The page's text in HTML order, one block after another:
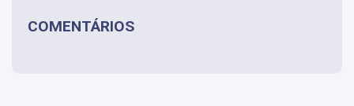
COMENTÁRIOS